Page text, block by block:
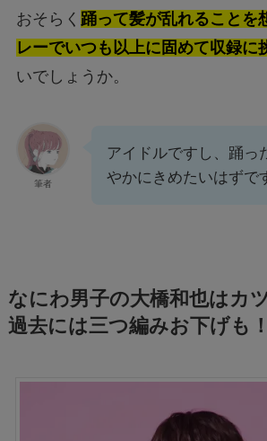
おそらく 踊って髪が乱れることを
レーでいつも以上に固めて収録に
いでしょうか。
筆者
アイドルですし、踊っ
やかにきめたいはずで
なにわ男子の大橋和也はカ
過去には三つ編みお下げも！